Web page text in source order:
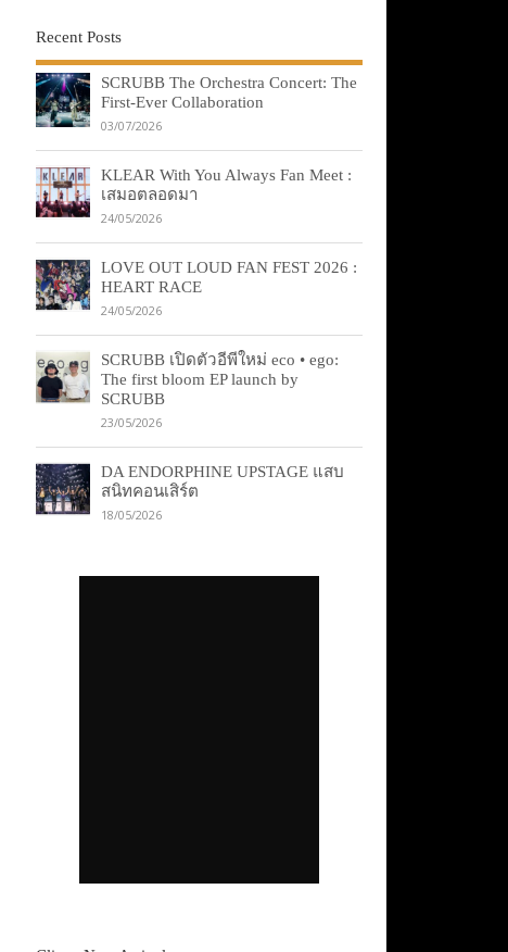
Recent Posts
SCRUBB The Orchestra Concert: The
First-Ever Collaboration
03/07/2026
KLEAR With You Always Fan Meet :
เสมอตลอดมา
24/05/2026
LOVE OUT LOUD FAN FEST 2026 :
HEART RACE
24/05/2026
SCRUBB เปิดตัวอีพีใหม่ eco • ego:
The first bloom EP launch by
SCRUBB
23/05/2026
DA ENDORPHINE UPSTAGE แสบ
สนิทคอนเสิร์ต
18/05/2026